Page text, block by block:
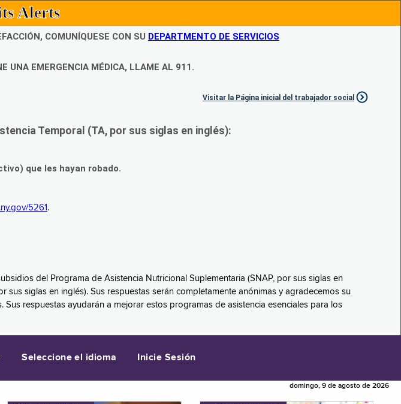
Alerts
COMUNÍQUESE CON SU DEPARTMENTO DE SERVICIOS
UNA EMERGENCIA MÉDICA, LLAME AL 911.
Visitar la Página inicial del trabajador social
Temporal (TA, por sus siglas en inglés):
que les hayan robado.
5261.
del Programa de Asistencia Nutricional Suplementaria (SNAP, por sus siglas en
sus siglas en inglés). Sus respuestas serán completamente anónimas y agradecemos su
respuestas ayudarán a mejorar estos programas de asistencia esenciales para los
Seleccione el idioma Inicie Sesión
domingo, 9 de agosto de 2026